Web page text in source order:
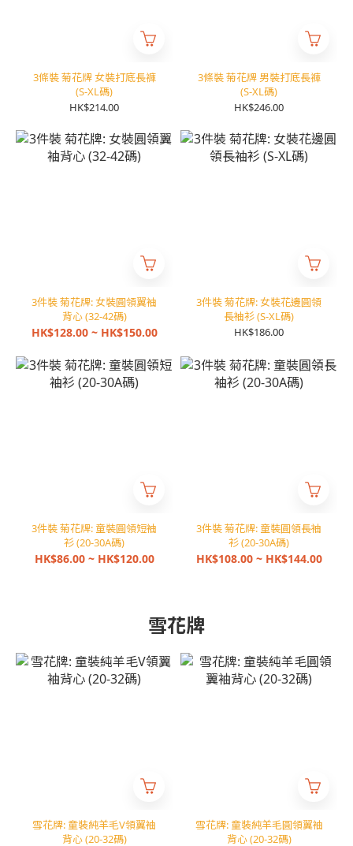
3條裝 菊花牌 女裝打底長褲
(S-XL碼)
HK$214.00
3條裝 菊花牌 男裝打底長褲
(S-XL碼)
HK$246.00
3件裝 菊花牌: 女裝圓領翼袖
背心 (32-42碼)
HK$128.00 ~ HK$150.00
3件裝 菊花牌: 女裝花邊圓領
長袖衫 (S-XL碼)
HK$186.00
3件裝 菊花牌: 童裝圓領短袖
衫 (20-30A碼)
HK$86.00 ~ HK$120.00
3件裝 菊花牌: 童裝圓領長袖
衫 (20-30A碼)
HK$108.00 ~ HK$144.00
雪花牌
雪花牌: 童裝純羊毛V領翼袖
背心 (20-32碼)
雪花牌: 童裝純羊毛圓領翼袖
背心 (20-32碼)